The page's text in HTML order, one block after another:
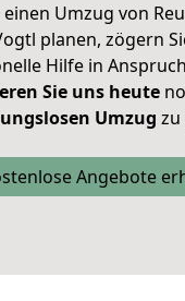
einen Umzug von
planen, zögern
Hilfe in
Sie uns heute
Umzug zu
Angebote